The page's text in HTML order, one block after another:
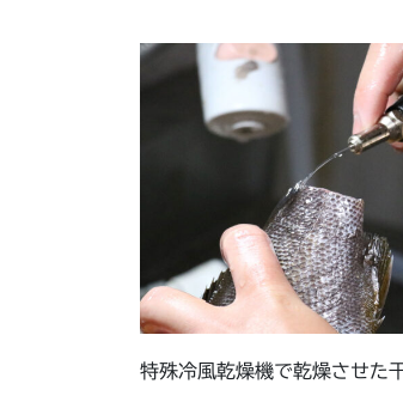
特殊冷風乾燥機で乾燥させた